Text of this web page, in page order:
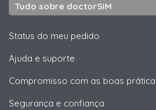
Tudo sobre doctorSIM
Status do meu pedido
Ajuda e suporte
Compromisso com as boas
Segurança e confiança